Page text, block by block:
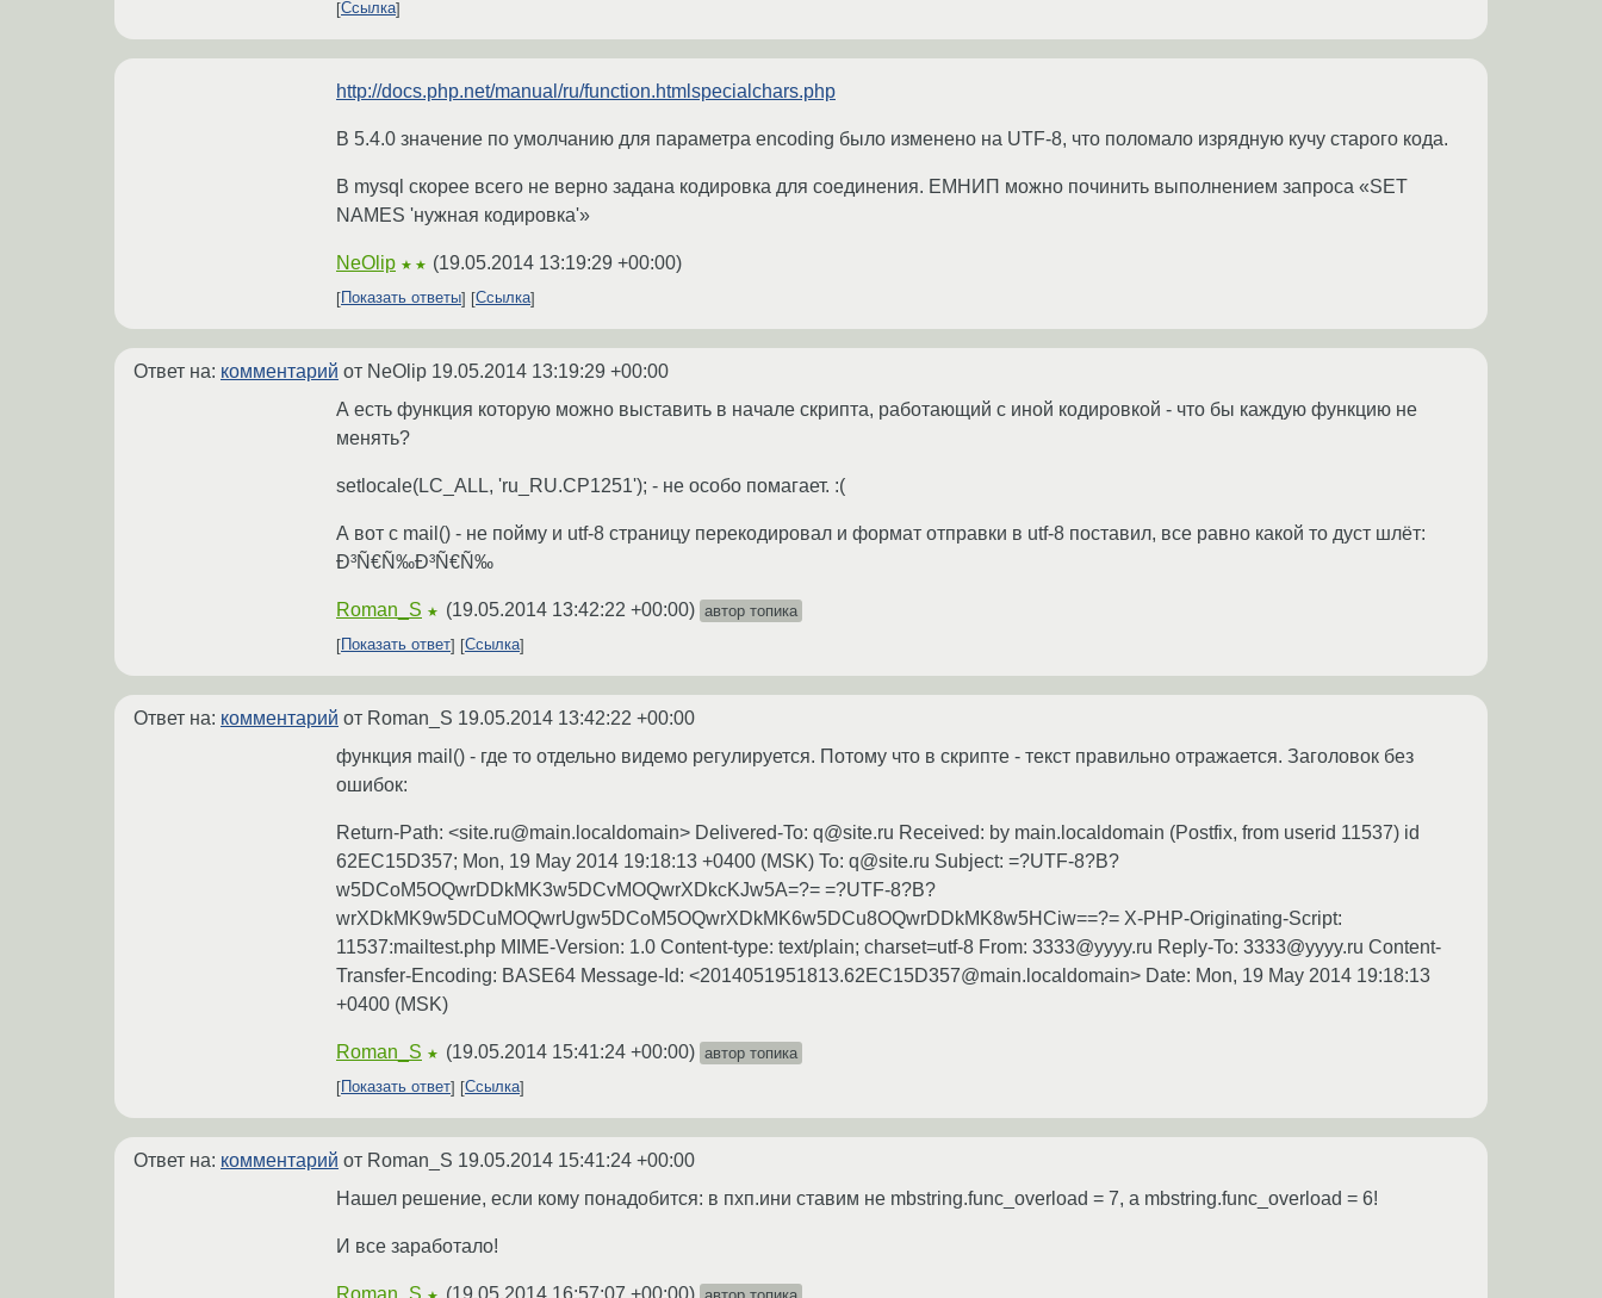
Ссылка
http://docs.php.net/manual/ru/function.htmlspecialchars.php
В 5.4.0 значение по умолчанию для параметра encoding было изменено на UTF-8, что поломало изрядную кучу старого кода.
В mysql скорее всего не верно задана кодировка для соединения. ЕМНИП можно починить выполнением запроса «SET
NAMES 'нужная кодировка'»
NeOlip ★★ (19.05.2014 13:19:29 +00:00)
Показать ответы Ссылка
Ответ на: комментарий от NeOlip 19.05.2014 13:19:29 +00:00
А есть функция которую можно выставить в начале скрипта, работающий с иной кодировкой - что бы каждую функцию не
менять?
setlocale(LC_ALL, 'ru_RU.CP1251'); - не особо помагает. :(
А вот с mail() - не пойму и utf-8 страницу перекодировал и формат отправки в utf-8 поставил, все равно какой то дуст шлёт:
Ð³Ñ€Ñ‰Ð³Ñ€Ñ‰
Roman_S ★ (19.05.2014 13:42:22 +00:00) автор топика
Показать ответ
Ссылка
Ответ на: комментарий от Roman_S 19.05.2014 13:42:22 +00:00
функция mail() - где то отдельно видемо регулируется. Потому что в скрипте - текст правильно отражается. Заголовок без
ошибок:
Return-Path: <site.ru@main.localdomain> Delivered-To: q@site.ru Received: by main.localdomain (Postfix, from userid 11537) id
62EC15D357; Mon, 19 May 2014 19:18:13 +0400 (MSK) To: q@site.ru Subject: =?UTF-8?B?
w5DCoM5OQwrDDkMK3w5DCvMOQwrXDkcKJw5A=?= =?UTF-8?B?
wrXDkMK9w5DCuMOQwrUgw5DCoM5OQwrXDkMK6w5DCu8OQwrDDkMK8w5HCiw==?= X-PHP-Originating-Script:
11537:mailtest.php MIME-Version: 1.0 Content-type: text/plain; charset=utf-8 From: 3333@yyyy.ru Reply-To: 3333@yyyy.ru Content-
Transfer-Encoding: BASE64 Message-Id: <2014051951813.62EC15D357@main.localdomain> Date: Mon, 19 May 2014 19:18:13
+0400 (MSK)
Roman_S ★ (19.05.2014 15:41:24 +00:00) автор топика
Показать ответ
Ссылка
Ответ на: комментарий от Roman_S 19.05.2014 15:41:24 +00:00
Нашел решение, если кому понадобится: в пхп.ини ставим не mbstring.func_overload = 7, а mbstring.func_overload = 6!
И все заработало!
Roman_S ★ (19.05.2014 16:57:07 +00:00)